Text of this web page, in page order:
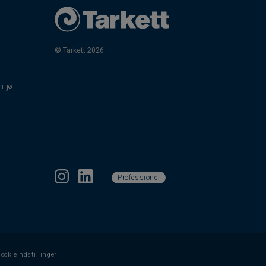
© Tarkett 2026
Professionel